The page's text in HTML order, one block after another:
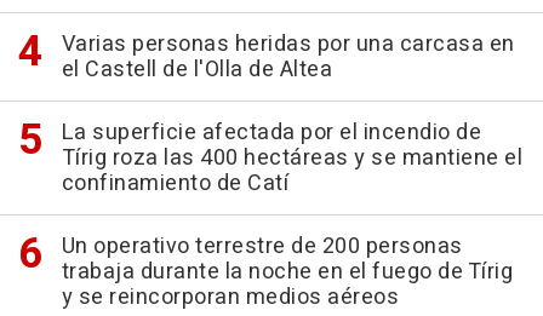
Varias personas heridas por una carcasa en
el Castell de l'Olla de Altea
La superficie afectada por el incendio de
Tírig roza las 400 hectáreas y se mantiene el
confinamiento de Catí
Un operativo terrestre de 200 personas
trabaja durante la noche en el fuego de Tírig
y se reincorporan medios aéreos